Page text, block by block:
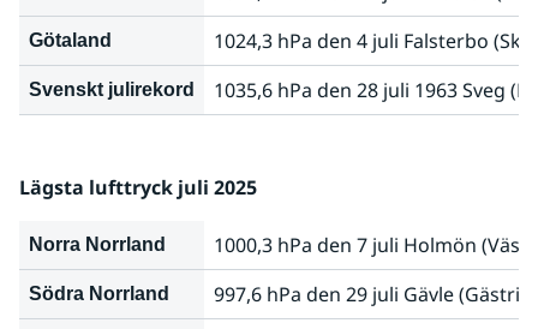
Götaland 1024,3 hPa den 4 juli Falsterbo
Svenskt julirekord 1035,6 hPa den 28 juli 1963 Sveg
Lägsta lufttryck juli 2025
Norra Norrland 1000,3 hPa den 7 juli Holmön
Södra Norrland 997,6 hPa den 29 juli Gävle